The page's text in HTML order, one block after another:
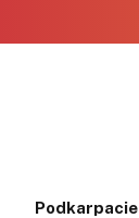
Podkarpacie